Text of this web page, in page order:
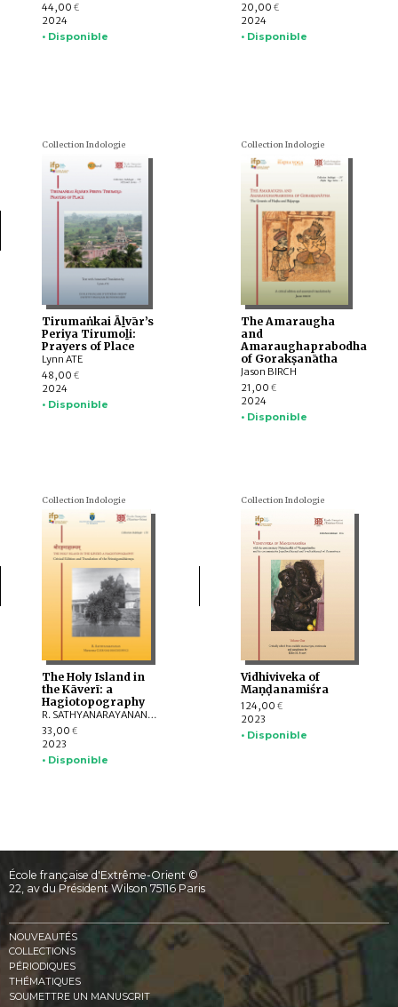
44,00 €
2024
• Disponible
20,00 €
2024
• Disponible
Collection Indologie
Tirumaṅkai Āḻvār’s
Periya Tirumoḻi:
Prayers of Place
Lynn ATE
48,00 €
2024
• Disponible
Collection Indologie
The Amaraugha
and
Amaraughaprabodha
of Gorakṣanātha
Jason BIRCH
21,00 €
2024
• Disponible
Collection Indologie
The Holy Island in
the Kāverī: a
Hagiotopography
R. SATHYANARAYANAN, Marzenna CZERNIAK-DROZDZOWICZ
33,00 €
2023
• Disponible
Collection Indologie
Vidhiviveka of
Maṇḍanamiśra
124,00 €
2023
• Disponible
École française d'Extrême-Orient ©
22, av du Président Wilson 75116 Paris
NOUVEAUTÉS
COLLECTIONS
PÉRIODIQUES
THÉMATIQUES
SOUMETTRE UN MANUSCRIT